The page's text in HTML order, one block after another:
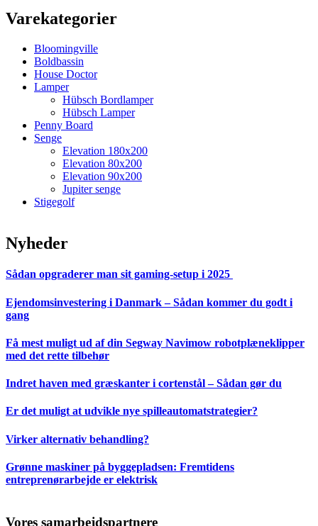
Varekategorier
Bloomingville
Boldbassin
House Doctor
Lamper
Hübsch Bordlamper
Hübsch Lamper
Penny Board
Senge
Elevation 180x200
Elevation 80x200
Elevation 90x200
Jupiter senge
Stigegolf
Nyheder
Sådan opgraderer man sit gaming-setup i 2025
Ejendomsinvestering i Danmark – Sådan kommer du godt i
gang
Få mest muligt ud af din Segway Navimow robotplæneklipper
med det rette tilbehør
Indret haven med græskanter i cortenstål – Sådan gør du
Er det muligt at udvikle nye spilleautomatstrategier?
Virker alternativ behandling?
Grønne maskiner på byggepladsen: Fremtidens
entreprenørarbejde er elektrisk
Vores samarbejdspartnere